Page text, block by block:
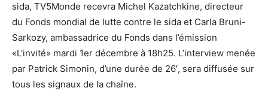
sida, TV5Monde recevra Michel Kazatchkine, directeur
du Fonds mondial de lutte contre le sida et Carla Bruni-
Sarkozy, ambassadrice du Fonds dans l’émission
«L’invité» mardi 1er décembre à 18h25. L’interview menée
par Patrick Simonin, d’une durée de 26′, sera diffusée sur
tous les signaux de la chaîne.